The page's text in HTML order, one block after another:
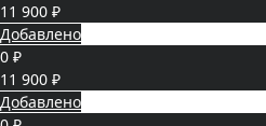
11 900 ₽
Добавлено
0 ₽
11 900 ₽
Добавлено